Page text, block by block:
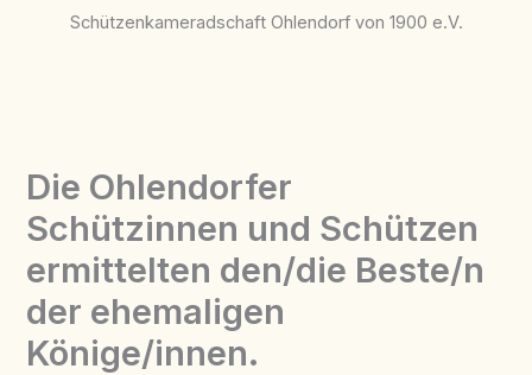
Schützenkameradschaft Ohlendorf von 1900 e.V.
Die Ohlendorfer
Schützinnen und Schützen
ermittelten den/die Beste/n
der ehemaligen
Könige/innen.